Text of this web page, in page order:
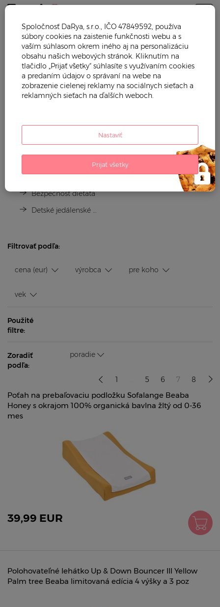
Trendy mama Detský nábytok
DETSKÝ NÁBYTOK
Detská izba
Bezpečnosť dieťaťa
Detské jedálenské stoličky
Filtrovať podľa:
Použité
filtre:
Zoradiť
podľa:
poradie
1 5 6 7 8
Poťah na prebaľovaciu podložku Sofalange Beaba
Honey s okrajom 100% organická bavlna žltý od 0-36
mes
39,99 EUR
Polohovateľné lehátko Up & Down Bouncer III Yellow
Palm tree Beaba limitovaná edícia 4 výšky a 3 poz
Spoločnosť DaRya, s.r.o., IČO 47849592, používa
súbory cookies na zaistenie funkčnosti webu a s
vaším súhlasom okrem iného aj na personalizáciu
obsahu našich webových stránok. Kliknutím na
tlačidlo „Prijať všetky“ súhlasíte s využívaním cookies
a predaním údajov o správaní na webe na
zobrazenie cielenej reklamy na sociálnych sieťach a
reklamných sieťach na ďalších weboch.
Nastaviť
Prijať všetky